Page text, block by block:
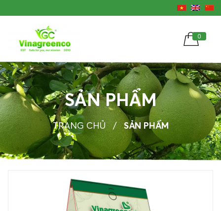
0
SẢN PHẨM
TRANG CHỦ / SẢN PHẨM